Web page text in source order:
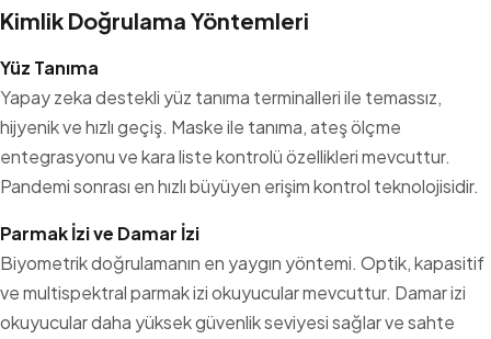
Kimlik Doğrulama Yöntemleri
Yüz Tanıma
Yapay zeka destekli yüz tanıma terminalleri ile temassız,
hijyenik ve hızlı geçiş. Maske ile tanıma, ateş ölçme
entegrasyonu ve kara liste kontrolü özellikleri mevcuttur.
Pandemi sonrası en hızlı büyüyen erişim kontrol teknolojisidir.
Parmak İzi ve Damar İzi
Biyometrik doğrulamanın en yaygın yöntemi. Optik, kapasitif
ve multispektral parmak izi okuyucular mevcuttur. Damar izi
okuyucular daha yüksek güvenlik seviyesi sağlar ve sahte